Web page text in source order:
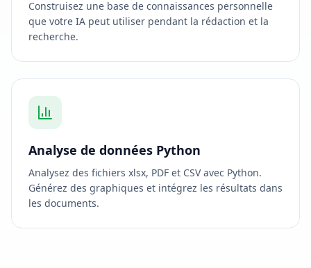
Construisez une base de connaissances personnelle
que votre IA peut utiliser pendant la rédaction et la
recherche.
Analyse de données Python
Analysez des fichiers xlsx, PDF et CSV avec Python.
Générez des graphiques et intégrez les résultats dans
les documents.